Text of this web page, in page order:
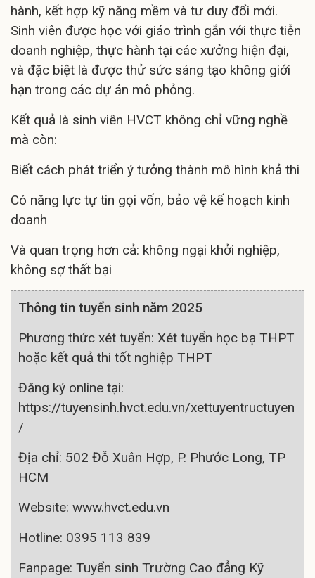
hành, kết hợp kỹ năng mềm và tư duy đổi mới.
Sinh viên được học với giáo trình gắn với thực tiễn
doanh nghiệp, thực hành tại các xưởng hiện đại,
và đặc biệt là được thử sức sáng tạo không giới
hạn trong các dự án mô phỏng.
Kết quả là sinh viên HVCT không chỉ vững nghề
mà còn:
Biết cách phát triển ý tưởng thành mô hình khả thi
Có năng lực tự tin gọi vốn, bảo vệ kế hoạch kinh
doanh
Và quan trọng hơn cả: không ngại khởi nghiệp,
không sợ thất bại
Thông tin tuyển sinh năm 2025
Phương thức xét tuyển: Xét tuyển học bạ THPT
hoặc kết quả thi tốt nghiệp THPT
Đăng ký online tại:
https://tuyensinh.hvct.edu.vn/xettuyentructuyen
/
Địa chỉ: 502 Đỗ Xuân Hợp, P. Phước Long, TP
HCM
Website: www.hvct.edu.vn
Hotline: 0395 113 839
Fanpage: Tuyển sinh Trường Cao đẳng Kỹ